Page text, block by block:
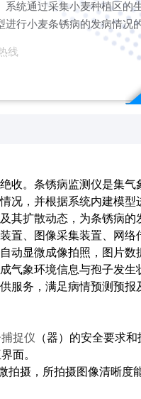
系统通过采集小麦种植区的
进行小麦条锈病的发病情况
线
收。条锈病监测仪是集气
况，并根据系统内建模型
其扩散动态，为条锈病的
置、图像采集装置、网络
动显微成像拍照，图片数
气象环境信息与孢子发生
服务，满足病情预测预报
捉仪 （器）的安全要求和
面。
拍摄，所拍摄图像清晰度